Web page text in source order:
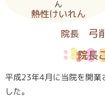
熱性けいれん
院長 弓
院長
平成23年4月に当院を開業
した。